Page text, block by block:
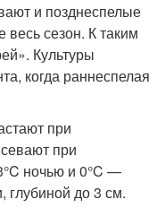
и позднеспелые
весь сезон. К таким
Культуры
когда раннеспелая
при
при
ночью и 0°C —
глубиной до 3 см.